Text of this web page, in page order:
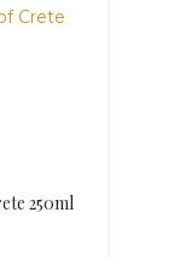
250ml